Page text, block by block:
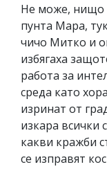
Не може, нищо
пунта Мара,
чичо Митко и
избягаха
работа за
среда като
изринат от
изкара всички
какви кражби
се изправят